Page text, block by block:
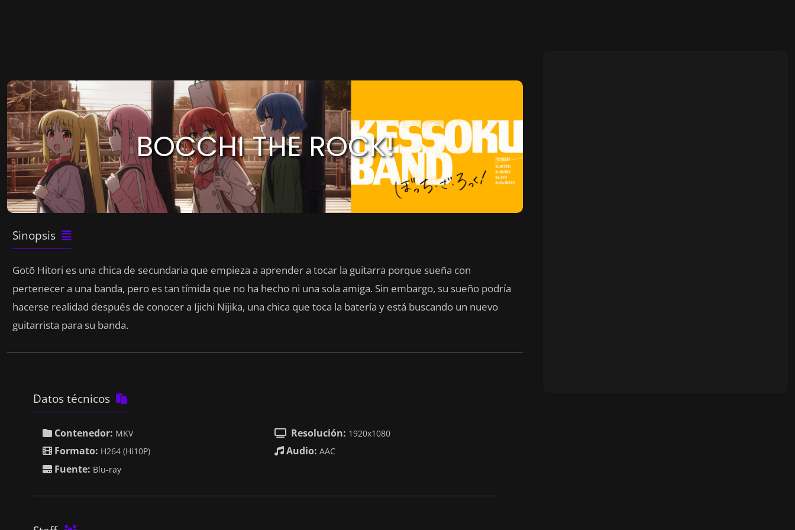
BOCCHI THE ROCK!
Sinopsis 
Gotō Hitori es una chica de secundaria que empieza a aprender a tocar la guitarra porque sueña con
pertenecer a una banda, pero es tan tímida que no ha hecho ni una sola amiga. Sin embargo, su sueño podría
hacerse realidad después de conocer a Ijichi Nijika, una chica que toca la batería y está buscando un nuevo
guitarrista para su banda.
Datos técnicos 
Contenedor: MKV
Formato: H264 (Hi10P)
Fuente: Blu-ray
Resolución: 1920x1080
Audio: AAC